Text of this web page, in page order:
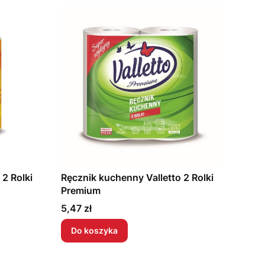
Rolki
Ręcznik kuchenny Valletto 2 Rolki
Premium
Cena
5,47 zł
Do koszyka